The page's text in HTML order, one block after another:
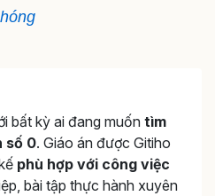
bất kỳ ai đang muốn tìm
số 0. Giáo án được Gitiho
phù hợp với công việc
bài tập thực hành xuyên